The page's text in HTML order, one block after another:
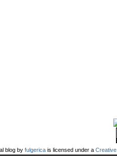
blog by fulgerica is licensed under a